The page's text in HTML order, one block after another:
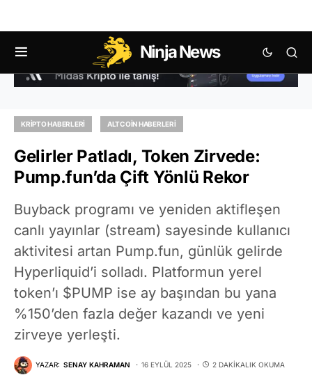
Ninja News
KRIPTO HABERLERI ALTCOIN HABERLERI
Gelirler Patladı, Token Zirvede:
Pump.fun’da Çift Yönlü Rekor
Buyback programı ve yeniden aktifleşen
canlı yayınlar (stream) sayesinde kullanıcı
aktivitesi artan Pump.fun, günlük gelirde
Hyperliquid’i solladı. Platformun yerel
token’ı $PUMP ise ay başından bu yana
%150’den fazla değer kazandı ve yeni
zirveye yerleşti.
YAZAR: SENAY KAHRAMAN 16 EYLÜL 2025 2 DAKIKALIK OKUMA